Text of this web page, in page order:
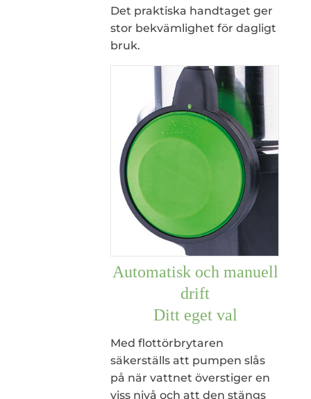
Det praktiska handtaget ger
stor bekvämlighet för dagligt
bruk.
Automatisk och manuell
drift
Ditt eget val
Med flottörbrytaren
säkerställs att pumpen slås
på när vattnet överstiger en
viss nivå och att den stängs